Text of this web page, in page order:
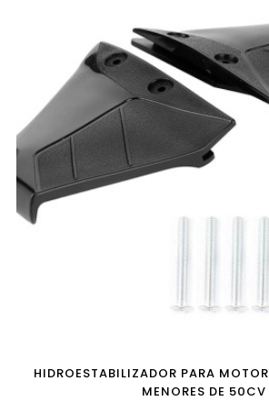
HIDROESTABILIZADOR PARA
MENORES DE 50CV